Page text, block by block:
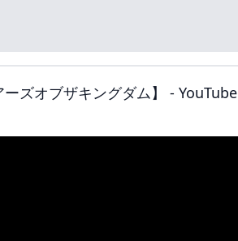
ズオブザキングダム】 - YouTube